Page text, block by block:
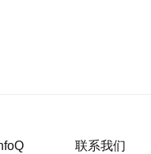
联系我们